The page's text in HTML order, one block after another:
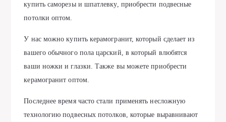
купить саморезы и шпатлевку, приобрести подвесные
потолки оптом.
У нас можно купить керамогранит, который сделает из
вашего обычного пола царский, в который влюбятся
ваши ножки и глазки. Также вы можете приобрести
керамогранит оптом.
Последнее время часто стали применять несложную
технологию подвесных потолков, которые выравнивают